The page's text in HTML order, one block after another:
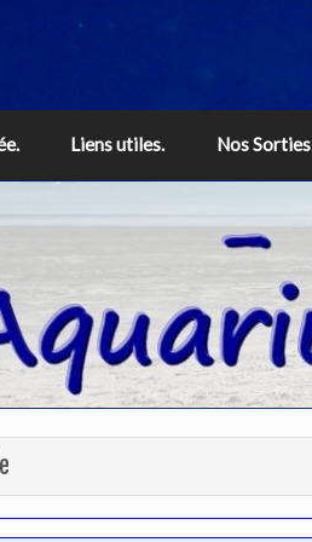
Liens utiles. Nos Sorties